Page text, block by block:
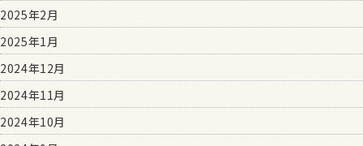
2025年2月
2025年1月
2024年12月
2024年11月
2024年10月